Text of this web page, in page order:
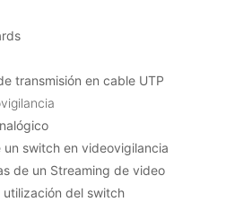
transmisión en cable UTP
un switch en videovigilancia
de un Streaming de video
utilización del switch